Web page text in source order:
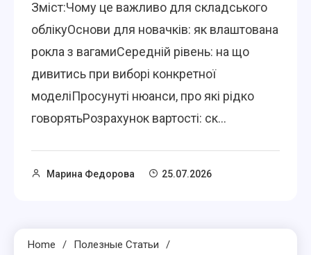
Зміст:Чому це важливо для складського
облікуОснови для новачків: як влаштована
рокла з вагамиСередній рівень: на що
дивитись при виборі конкретної
моделіПросунуті нюанси, про які рідко
говорятьРозрахунок вартості: ск...
Марина Федорова 25.07.2026
Home
Полезные Статьи